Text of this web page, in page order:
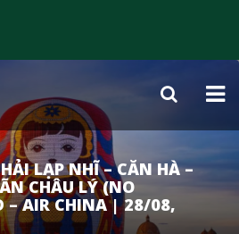
LẠP NHĨ – CĂN HÀ –
CHÂU LÝ (NO
– AIR CHINA | 28/08,